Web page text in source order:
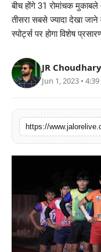
जालोर
खेल
शिक्षा
मनोरंजन
तकनीक
बिज़नेस
बीच होंगे 31 रोमांचक
तीसरा सबसे ज्यादा देखा
स्पोर्ट्स पर होगा विशेष
JR Choudhary
Jun 1, 2023 •